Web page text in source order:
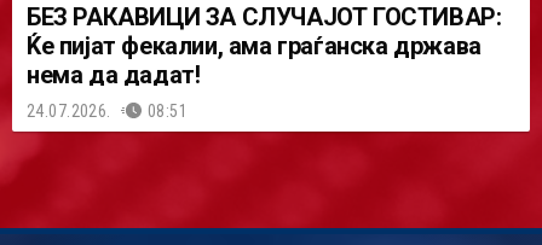
БЕЗ РАКАВИЦИ ЗА СЛУЧАЈОТ ГОСТИВАР:
Ќе пијат фекалии, ама граѓанска држава
нема да дадат!
24.07.2026. 08:51